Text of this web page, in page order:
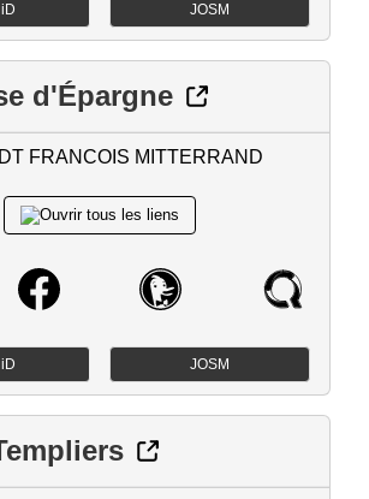
JOSM
d'Épargne
FRANCOIS MITTERRAND
JOSM